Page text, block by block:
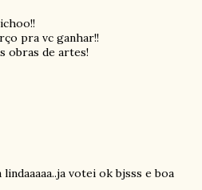
pra vc ganhar!!
obras de artes!
lindaaaaa..ja votei ok bjsss e boa